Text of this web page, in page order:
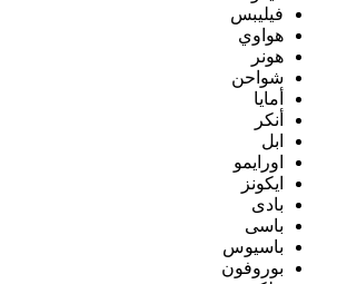
فيليبس
هواوي
هونر
شواحن
أمايا
أنكر
ابل
اورايمو
ايكونز
بادى
باسى
باسيوس
بوروفون